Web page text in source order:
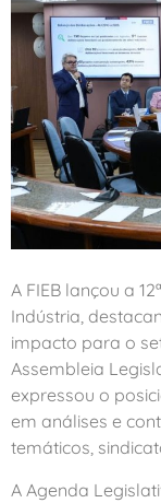
A FIEB lançou a
Indústria,
impacto para o
Assembleia
expressou o
em análises e
temáticos,
A Agenda